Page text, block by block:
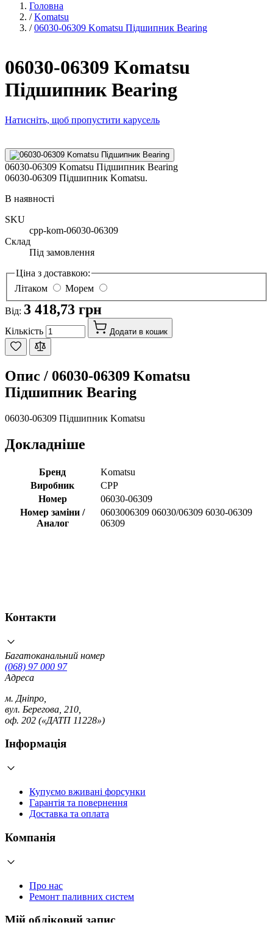
Головна
/ Komatsu
/ 06030-06309 Komatsu Підшипник Bearing
06030-06309 Komatsu
Підшипник Bearing
Натисніть, щоб пропустити карусель
06030-06309 Komatsu Підшипник Bearing
06030-06309 Підшипник Komatsu.
В наявності
SKU
cpp-kom-06030-06309
Склад
Під замовлення
Ціна з доставкою:
Літаком
Морем
Від: 3 418,73 грн
Кількість Додати в кошик
Опис / 06030-06309 Komatsu
Підшипник Bearing
06030-06309 Підшипник Komatsu
Докладніше
Бренд
Komatsu
Виробник
CPP
Номер
06030-06309
Номер заміни /
Аналог
0603006309 06030/06309 6030-06309
06309
Контакти
Багатоканальний номер
(068) 97 000 97
Адреса
м. Дніпро,
вул. Берегова, 210,
оф. 202 («ДАТП 11228»)
Інформація
Купуємо вживані форсунки
Гарантія та повернення
Доставка та оплата
Компанія
Про нас
Ремонт паливних систем
Мій обліковий запис